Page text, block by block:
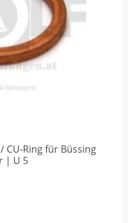
Ring für Büssing
| U 5